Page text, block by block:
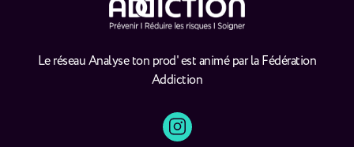
Le réseau Analyse ton prod' est animé par la Fédération
Addiction